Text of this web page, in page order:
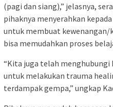
(pagi dan siang),” jelasnya,
pihaknya menyerahkan
untuk membuat kewenangan/
bisa memudahkan proses
“Kita juga telah menghubungi
untuk melakukan trauma
terdampak gempa,” ungkap